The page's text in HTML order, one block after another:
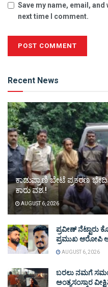
Save my name, email,
next time I comment.
Recent News
ಕಾಡುಪ್ರಾಣಿ ಬೇಟೆ ಪ್ರಕರಣ
ಕಾರು ವಶ.!
AUGUST 6, 2026
ಪ್ರವೀಣ್ ನೆಟ್ಟಾರು
ಪ್ರಮುಖ ಆರೋಪಿ
AUGUST 6, 2026
ಬರಲು ನಮಗೆ
ಅಂತ್ಯಸಂಸ್ಕಾರ